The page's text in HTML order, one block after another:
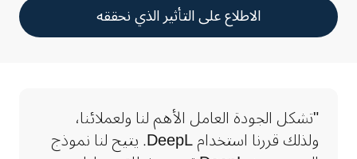
الاطلاع على التأثير الذي نحققه